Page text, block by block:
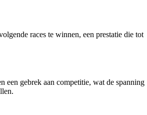
races te winnen, een prestatie die tot
een gebrek aan competitie, wat de spanning